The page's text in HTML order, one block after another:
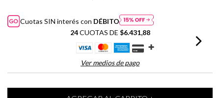
Cuotas SIN interés con DÉBITO
24CUOTAS DE $6.431,88
Ver medios de pago